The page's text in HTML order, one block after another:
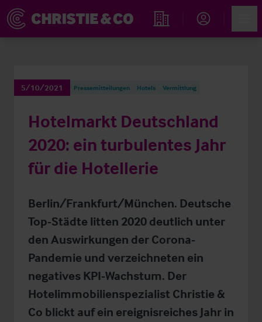
Immobiliensuche
5/10/2021 Pressemitteilungen Hotels Vermittlung
Hotelmarkt Deutschland
2020: ein turbulentes Jahr
für die Hotellerie
Berlin/Frankfurt/München. Deutsche
Top-Städte litten 2020 deutlich unter
den Auswirkungen der Corona-
Pandemie und verzeichneten ein
negatives KPI-Wachstum. Der
Hotelimmobilienspezialist Christie &
Co blickt auf ein ereignisreiches Jahr in